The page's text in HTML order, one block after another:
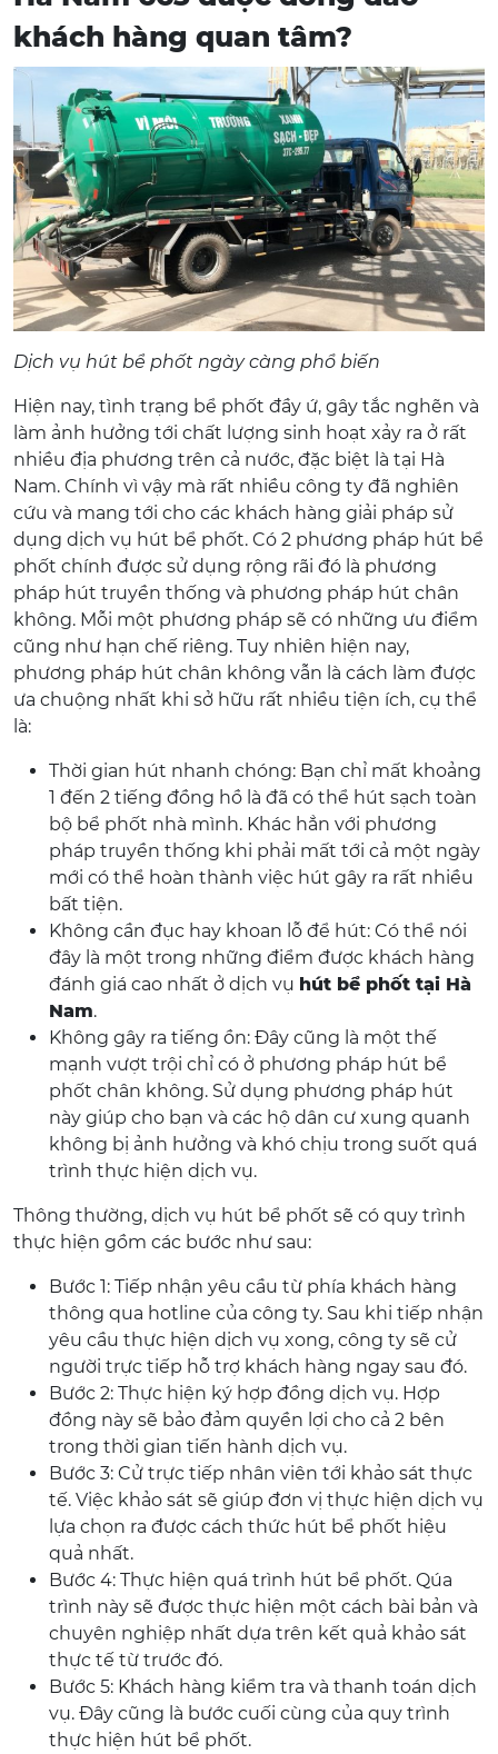
khách hàng quan tâm?
Dịch vụ hút bể phốt ngày càng phổ biến
Hiện nay, tình trạng bể phốt đầy ứ, gây tắc nghẽn và
làm ảnh hưởng tới chất lượng sinh hoạt xảy ra ở rất
nhiều địa phương trên cả nước, đặc biệt là tại Hà
Nam. Chính vì vậy mà rất nhiều công ty đã nghiên
cứu và mang tới cho các khách hàng giải pháp sử
dụng dịch vụ hút bể phốt. Có 2 phương pháp hút bể
phốt chính được sử dụng rộng rãi đó là phương
pháp hút truyền thống và phương pháp hút chân
không. Mỗi một phương pháp sẽ có những ưu điểm
cũng như hạn chế riêng. Tuy nhiên hiện nay,
phương pháp hút chân không vẫn là cách làm được
ưa chuộng nhất khi sở hữu rất nhiều tiện ích, cụ thể
là:
Thời gian hút nhanh chóng: Bạn chỉ mất khoảng
1 đến 2 tiếng đồng hồ là đã có thể hút sạch toàn
bộ bể phốt nhà mình. Khác hẳn với phương
pháp truyền thống khi phải mất tới cả một ngày
mới có thể hoàn thành việc hút gây ra rất nhiều
bất tiện.
Không cần đục hay khoan lỗ để hút: Có thể nói
đây là một trong những điểm được khách hàng
đánh giá cao nhất ở dịch vụ hút bể phốt tại Hà
Nam.
Không gây ra tiếng ồn: Đây cũng là một thế
mạnh vượt trội chỉ có ở phương pháp hút bể
phốt chân không. Sử dụng phương pháp hút
này giúp cho bạn và các hộ dân cư xung quanh
không bị ảnh hưởng và khó chịu trong suốt quá
trình thực hiện dịch vụ.
Thông thường, dịch vụ hút bể phốt sẽ có quy trình
thực hiện gồm các bước như sau:
Bước 1: Tiếp nhận yêu cầu từ phía khách hàng
thông qua hotline của công ty. Sau khi tiếp nhận
yêu cầu thực hiện dịch vụ xong, công ty sẽ cử
người trực tiếp hỗ trợ khách hàng ngay sau đó.
Bước 2: Thực hiện ký hợp đồng dịch vụ. Hợp
đồng này sẽ bảo đảm quyền lợi cho cả 2 bên
trong thời gian tiến hành dịch vụ.
Bước 3: Cử trực tiếp nhân viên tới khảo sát thực
tế. Việc khảo sát sẽ giúp đơn vị thực hiện dịch vụ
lựa chọn ra được cách thức hút bể phốt hiệu
quả nhất.
Bước 4: Thực hiện quá trình hút bể phốt. Qúa
trình này sẽ được thực hiện một cách bài bản và
chuyên nghiệp nhất dựa trên kết quả khảo sát
thực tế từ trước đó.
Bước 5: Khách hàng kiểm tra và thanh toán dịch
vụ. Đây cũng là bước cuối cùng của quy trình
thực hiện hút bể phốt.